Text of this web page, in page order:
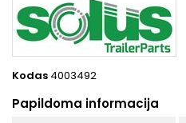
Kodas 4003492
Papildoma informacija